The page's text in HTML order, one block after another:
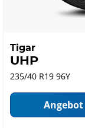
Tigar
UHP
235/40 R19 96Y